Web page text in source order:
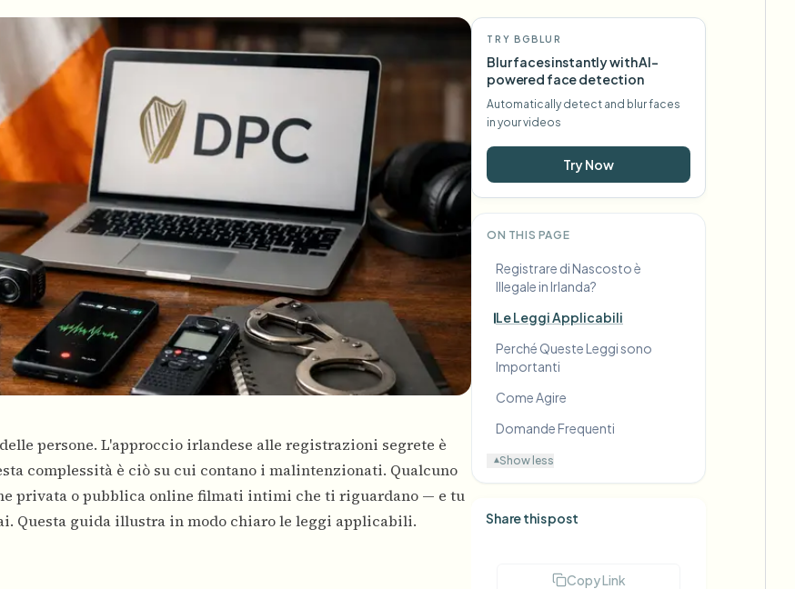
persone. L'approccio irlandese alle registrazioni segrete è
complessità è ciò su cui contano i malintenzionati. Qualcuno
privata o pubblica online filmati intimi che ti riguardano — e tu
Questa guida illustra in modo chiaro le leggi applicabili.
TRY BGBLUR
Blur faces instantly with AI-
powered face detection
Automatically detect and blur faces
in your videos
Try Now
ON THIS PAGE
Registrare di Nascosto è
Illegale in Irlanda?
Le Leggi Applicabili
Perché Queste Leggi sono
Importanti
Come Agire
Domande Frequenti
▾Show less
Share this post
Copy Link